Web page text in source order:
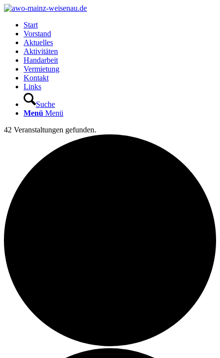
Start
Vorstand
Aktuelles
Aktivitäten
Handarbeit
Vermietung
Kontakt
Links
Suche
Menü Menü
42 Veranstaltungen gefunden.